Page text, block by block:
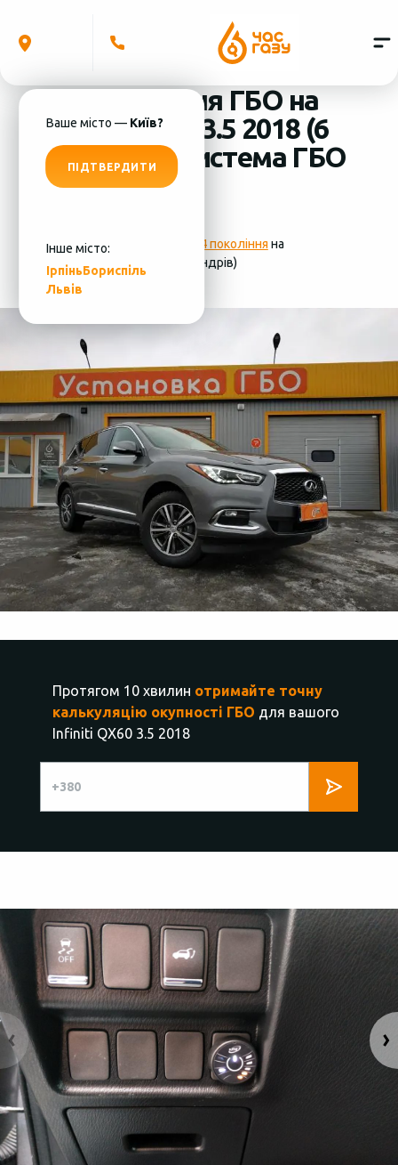
Ваше місто — Київ?
ПІДТВЕРДИТИ
Інше місто:
ІрпіньБориспіль
Львів
Встановлення ГБО на
Infiniti QX60 3.5 2018 (6
циліндрів) система ГБО
- KME
Фотографії установки ГБО 4 покоління на
Infiniti QX60 3.5 2018 (6 циліндрів)
Протягом 10 хвилин отримайте точну
калькуляцію окупності ГБО для вашого
Infiniti QX60 3.5 2018